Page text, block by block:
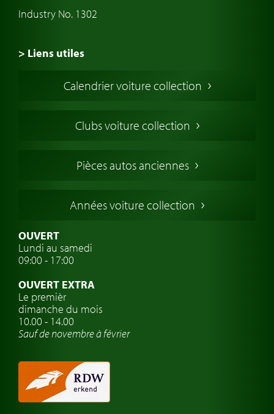
Industry No. 1302
> Liens utiles
Voiture Collection Europe
Voitures Anglaises
Voitures Allemandes
Voitures Suédoises
Assurance voiture de collection
Clubs de voitures classiques
Atelier de voitures anciennes
Montres de marque de voiture
Calendrier voiture collection
Clubs voiture collection
Pièces autos anciennes
Années voiture collection
OUVERT
Lundi au samedi
09:00 - 17:00
OUVERT EXTRA
Le premièr
dimanche du mois
10.00 - 14.00
Sauf de novembre à février